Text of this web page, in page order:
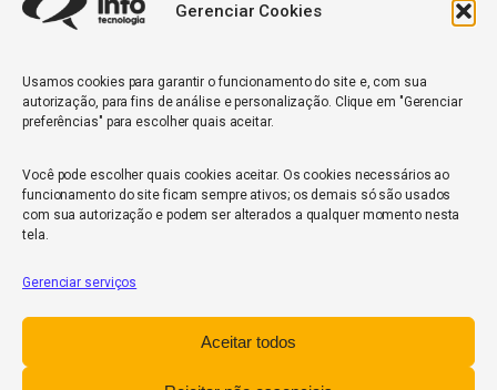
Gerenciar Cookies
Usamos cookies para garantir o funcionamento do site e, com sua
autorização, para fins de análise e personalização. Clique em "Gerenciar
preferências" para escolher quais aceitar.
Você pode escolher quais cookies aceitar. Os cookies necessários ao
funcionamento do site ficam sempre ativos; os demais só são usados
com sua autorização e podem ser alterados a qualquer momento nesta
tela.
Gerenciar serviços
Aceitar todos
Quantidade de veículos da frota*
ENVIAR
InfoCore
Relatório de Transparência Salarial